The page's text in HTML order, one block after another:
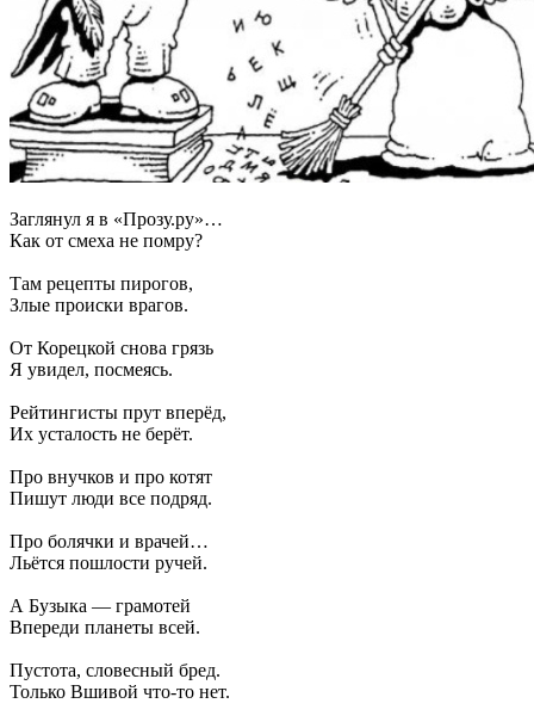
Заглянул я в «Прозу.ру»…
Как от смеха не помру?
Там рецепты пирогов,
Злые происки врагов.
От Корецкой снова грязь
Я увидел, посмеясь.
Рейтингисты прут вперёд,
Их усталость не берёт.
Про внучков и про котят
Пишут люди все подряд.
Про болячки и врачей…
Льётся пошлости ручей.
А Бузыка — грамотей
Впереди планеты всей.
Пустота, словесный бред.
Только Вшивой что-то нет.